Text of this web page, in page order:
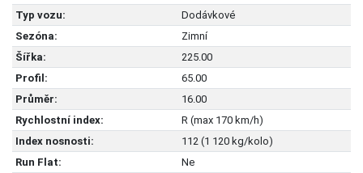
Typ vozu:
Dodávkové
Sezóna:
Zimní
Šířka:
225.00
Profil:
65.00
Průměr:
16.00
Rychlostní index:
R (max 170 km/h)
Index nosnosti:
112 (1 120 kg/kolo)
Run Flat:
Ne